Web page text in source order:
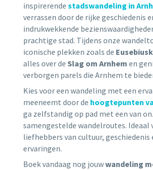
inspirerende stadswandeling in
verrassen door de rijke geschiedenis
indrukwekkende
prachtige stad. Tijdens onze
iconische plekken zoals de
alles over de Slag om Arnhem en
verborgen parels die Arnhem te
Kies voor een wandeling met een
meeneemt door de hoogtepunten
ga zelfstandig op pad met een van
samengestelde wandelroutes. Ideaal
liefhebbers van cultuur, geschiedenis
ervaringen.
Boek vandaag nog jouwwandeling